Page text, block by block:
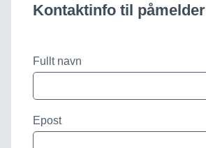
Kontaktinfo til påmelder
Fullt navn
Epost